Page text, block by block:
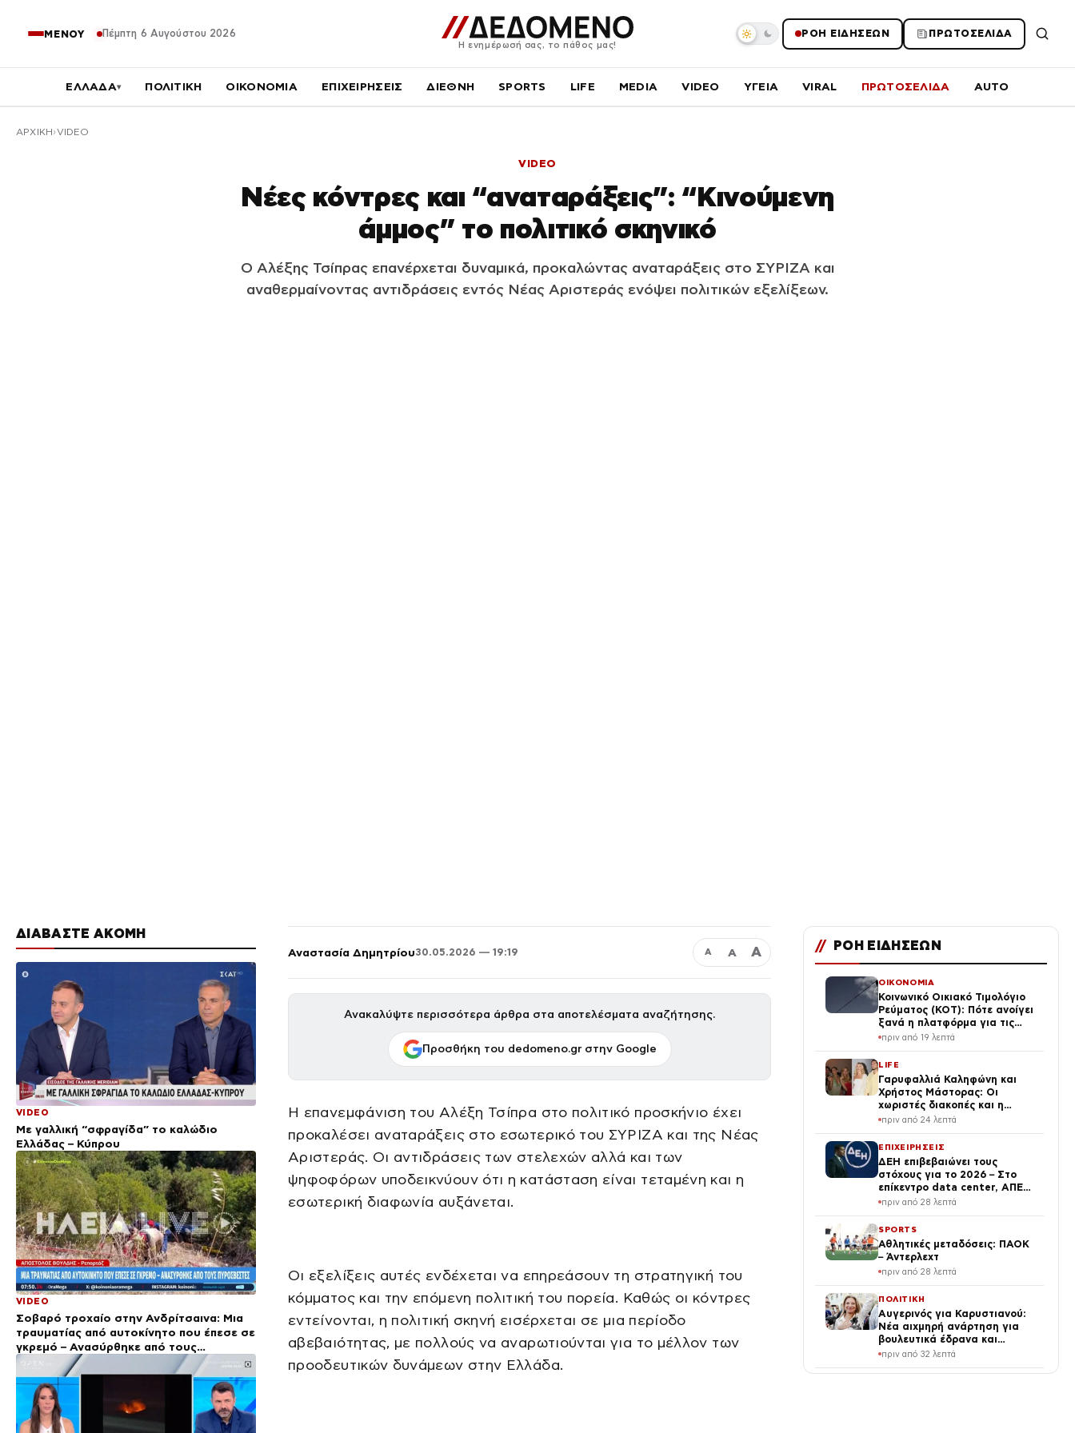
ΜΕΝΟΥ Πέμπτη 6 Αυγούστου 2026
Η ενημέρωσή σας, το πάθος μας!
ΡΟΗ ΕΙΔΗΣΕΩΝ ΠΡΩΤΟΣΕΛΙΔΑ
ΕΛΛΑΔΑ▾ ΠΟΛΙΤΙΚΗ ΟΙΚΟΝΟΜΙΑ ΕΠΙΧΕΙΡΗΣΕΙΣ ΔΙΕΘΝΗ SPORTS LIFE MEDIA VIDEO ΥΓΕΙΑ VIRAL ΠΡΩΤΟΣΕΛΙΔΑ AUTO
ΑΡΧΙΚΉ VIDEO
VIDEO
Νέες κόντρες και “αναταράξεις”: “Κινούμενη
άμμος” το πολιτικό σκηνικό
Ο Αλέξης Τσίπρας επανέρχεται δυναμικά, προκαλώντας αναταράξεις στο ΣΥΡΙΖΑ και
αναθερμαίνοντας αντιδράσεις εντός Νέας Αριστεράς ενόψει πολιτικών εξελίξεων.
ΔΙΑΒΑΣΤΕ ΑΚΟΜΗ
VIDEO
Με γαλλική “σφραγίδα” το καλώδιο
Ελλάδας – Κύπρου
VIDEO
Σοβαρό τροχαίο στην Ανδρίτσαινα: Μια
τραυματίας από αυτοκίνητο που έπεσε σε
γκρεμό – Ανασύρθηκε από τους
πυροσβέστες
Αναστασία Δημητρίου30.05.2026 — 19:19 Α Α Α
Ανακαλύψτε περισσότερα άρθρα στα αποτελέσματα αναζήτησης.
Προσθήκη του dedomeno.gr στην Google
Η επανεμφάνιση του Αλέξη Τσίπρα στο πολιτικό προσκήνιο έχει
προκαλέσει αναταράξεις στο εσωτερικό του ΣΥΡΙΖΑ και της Νέας
Αριστεράς. Οι αντιδράσεις των στελεχών αλλά και των
ψηφοφόρων υποδεικνύουν ότι η κατάσταση είναι τεταμένη και η
εσωτερική διαφωνία αυξάνεται.
Οι εξελίξεις αυτές ενδέχεται να επηρεάσουν τη στρατηγική του
κόμματος και την επόμενη πολιτική του πορεία. Καθώς οι κόντρες
εντείνονται, η πολιτική σκηνή εισέρχεται σε μια περίοδο
αβεβαιότητας, με πολλούς να αναρωτιούνται για το μέλλον των
προοδευτικών δυνάμεων στην Ελλάδα.
// ΡΟΗ ΕΙΔΗΣΕΩΝ
ΟΙΚΟΝΟΜΙΑ
Κοινωνικό Οικιακό Τιμολόγιο
Ρεύματος (ΚΟΤ): Πότε ανοίγει
ξανά η πλατφόρμα για τις
αιτήσεις
πριν από 19 λεπτά
LIFE
Γαρυφαλλιά Καληφώνη και
Χρήστος Μάστορας: Οι
χωριστές διακοπές και η
επέτειος που φέτος πέρασε
πριν από 24 λεπτά
ΕΠΙΧΕΙΡΗΣΕΙΣ
ΔΕΗ επιβεβαιώνει τους
στόχους για το 2026 – Στο
επίκεντρο data center, ΑΠΕ
και νέες εξαγορές
πριν από 28 λεπτά
SPORTS
Αθλητικές μεταδόσεις: ΠΑΟΚ
– Άντερλεχτ
πριν από 28 λεπτά
ΠΟΛΙΤΙΚΗ
Αυγερινός για Καρυστιανού:
Νέα αιχμηρή ανάρτηση για
βουλευτικά έδρανα και
συνωμοσίες
πριν από 32 λεπτά